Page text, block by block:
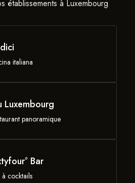
établissements à Luxembourg
italiana
Luxembourg
panoramique
Bar
à cocktails